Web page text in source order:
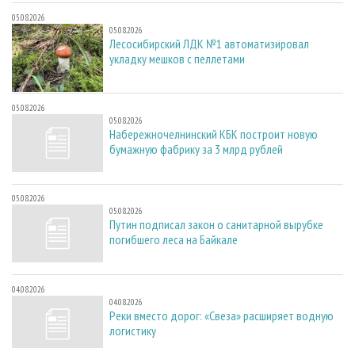
05.08.2026
05.08.2026
Лесосибирский ЛДК №1 автоматизировал
укладку мешков с пеллетами
05.08.2026
05.08.2026
Набережночелнинский КБК построит новую
бумажную фабрику за 3 млрд рублей
05.08.2026
05.08.2026
Путин подписал закон о санитарной вырубке
погибшего леса на Байкале
04.08.2026
04.08.2026
Реки вместо дорог: «Свеза» расширяет водную
логистику